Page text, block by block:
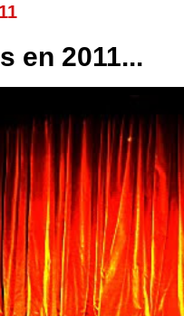
en 2011...